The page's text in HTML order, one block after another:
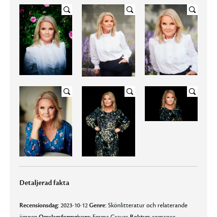
Detaljerad fakta
Recensionsdag:2023-10-12Genre:Skönlitteratur och relaterande